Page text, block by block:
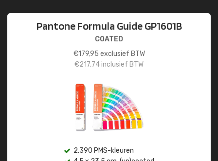
Pantone Formula Guide GP1601B
COATED
€179,95 exclusief BTW
€217,74inclusief BTW
2.390 PMS-kleuren